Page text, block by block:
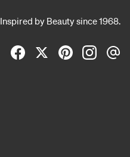
Inspired by Beauty since 1968.